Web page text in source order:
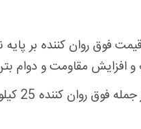
فوق روان کننده بر
و افزایش مقاومت و دوام